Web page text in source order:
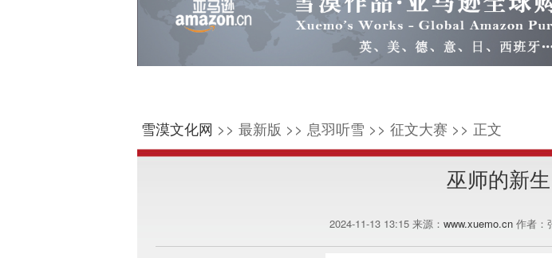
雪漠文化网 >> 最新版 >> 息羽听雪 >> 征文大赛 >> 正文
巫师的新生
2024-11-13 13:15 来源： www.xuemo.cn 作者：